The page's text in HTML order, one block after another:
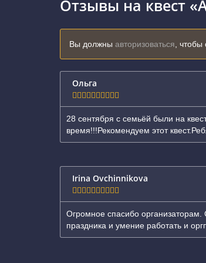
Отзывы на квест
Вы должны авторизоваться ,
Ольга
28 сентября с семьёй были на
время!!!Рекомендуем этот
Irina Ovchinnikova
Огромное спасибо
праздника и умение работать и